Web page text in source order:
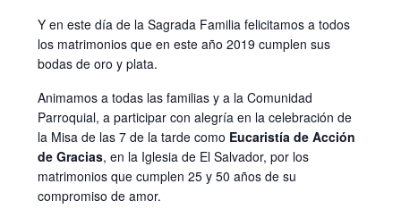
Y en este día de la Sagrada Familia felicitamos a todos
los matrimonios que en este año 2019 cumplen sus
bodas de oro y plata.
Animamos a todas las familias y a la Comunidad
Parroquial, a participar con alegría en la celebración de
la Misa de las 7 de la tarde como Eucaristía de Acción
de Gracias, en la Iglesia de El Salvador, por los
matrimonios que cumplen 25 y 50 años de su
compromiso de amor.